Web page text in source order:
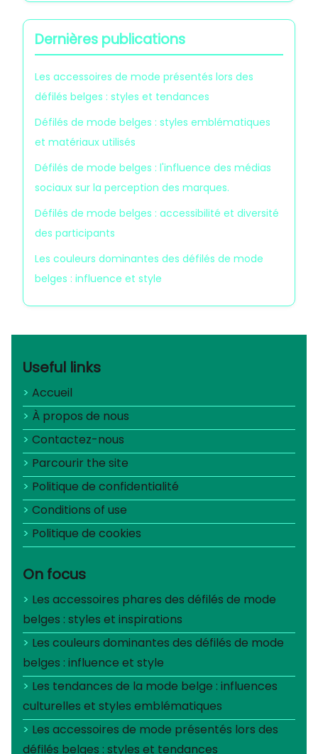
Dernières publications
Les accessoires de mode présentés lors des
défilés belges : styles et tendances
Défilés de mode belges : styles emblématiques
et matériaux utilisés
Défilés de mode belges : l'influence des médias
sociaux sur la perception des marques.
Défilés de mode belges : accessibilité et diversité
des participants
Les couleurs dominantes des défilés de mode
belges : influence et style
Useful links
Accueil
À propos de nous
Contactez-nous
Parcourir the site
Politique de confidentialité
Conditions of use
Politique de cookies
On focus
Les accessoires phares des défilés de mode
belges : styles et inspirations
Les couleurs dominantes des défilés de mode
belges : influence et style
Les tendances de la mode belge : influences
culturelles et styles emblématiques
Les accessoires de mode présentés lors des
défilés belges : styles et tendances